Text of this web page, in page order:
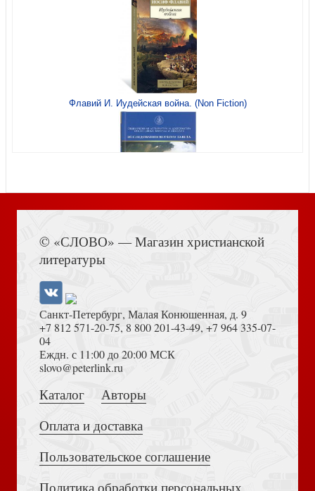
Свадебное платье
Свадебный салон
Возвращенный из плена
Конфликты, конфликты... (911: Скорая психологическая
помощь)
Флавий И. Иудейская война. (Non Fiction)
Толкование на Апокалипсис (Тихоний Африканский)
Достоевский Ф.М. Сила и правда России (2024)
© «СЛОВО» — Магазин христианской
литературы
Санкт-Петербург, Малая Конюшенная, д. 9
+7 812 571-20-75, 8 800 201-43-49, +7 964 335-07-
04
Еждн. с 11:00 до 20:00 МСК
slovo@peterlink.ru
Каталог
Авторы
Оплата и доставка
Пользовательское соглашение
Политика обработки персональных